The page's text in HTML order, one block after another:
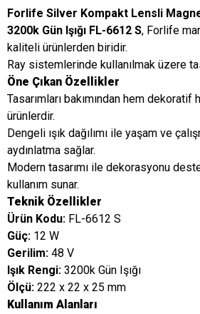
Forlife Silver Kompakt Lensli
3200k Gün Işığı FL-6612 S, Forlife
kaliteli ürünlerden biridir.
Ray sistemlerinde kullanılmak üzere
Öne Çıkan Özellikler
Tasarımları bakımından hem dekoratif
ürünlerdir.
Dengeli ışık dağılımı ile yaşam ve
aydınlatma sağlar.
Modern tasarımı ile dekorasyonu
kullanım sunar.
Teknik Özellikler
Ürün Kodu: FL-6612 S
Güç: 12 W
Gerilim: 48 V
Işık Rengi: 3200k Gün Işığı
Ölçü: 222 x 22 x 25 mm
Kullanım Alanları